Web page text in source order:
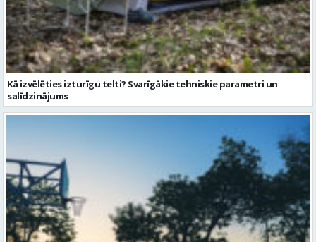
Kā izvēlēties izturīgu telti? Svarīgākie tehniskie parametri un
salīdzinājums